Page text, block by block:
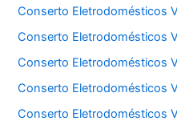
Conserto Eletrodomésticos
Conserto Eletrodomésticos
Conserto Eletrodomésticos
Conserto Eletrodomésticos
Conserto Eletrodomésticos